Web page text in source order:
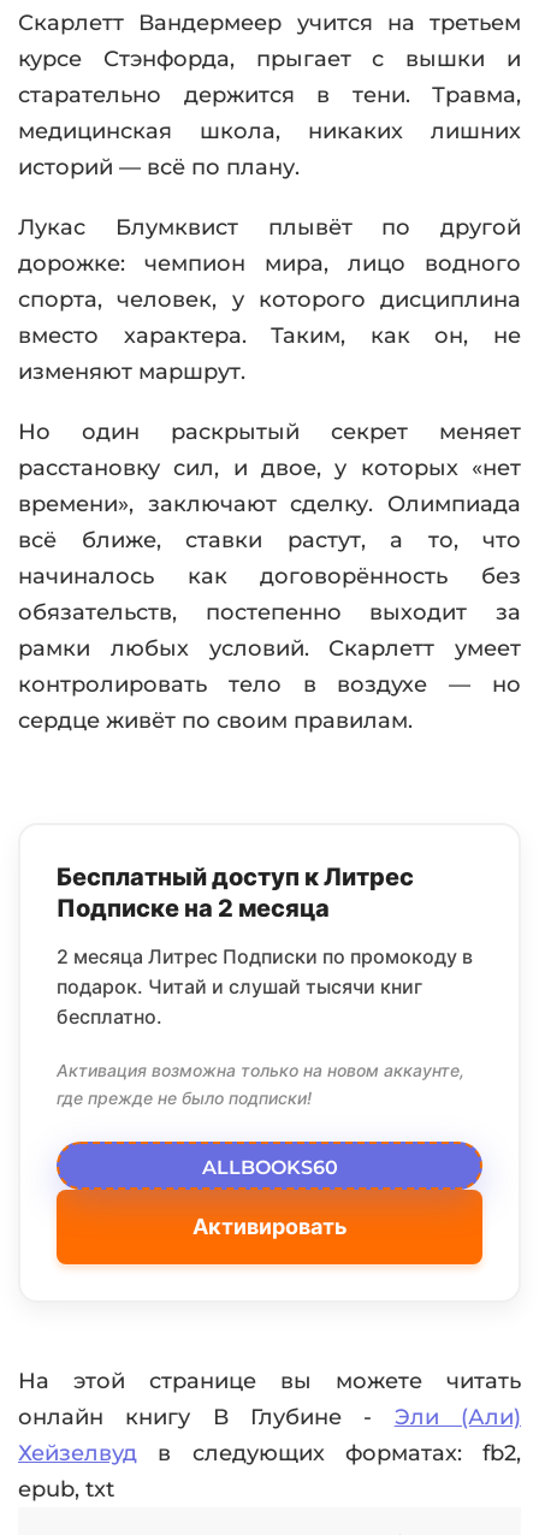
Скарлетт Вандермеер учится на третьем
курсе Стэнфорда, прыгает с вышки и
старательно держится в тени. Травма,
медицинская школа, никаких лишних
историй — всё по плану.
Лукас Блумквист плывёт по другой
дорожке: чемпион мира, лицо водного
спорта, человек, у которого дисциплина
вместо характера. Таким, как он, не
изменяют маршрут.
Но один раскрытый секрет меняет
расстановку сил, и двое, у которых «нет
времени», заключают сделку. Олимпиада
всё ближе, ставки растут, а то, что
начиналось как договорённость без
обязательств, постепенно выходит за
рамки любых условий. Скарлетт умеет
контролировать тело в воздухе — но
сердце живёт по своим правилам.
Бесплатный доступ к Литрес
Подписке на 2 месяца
2 месяца Литрес Подписки по промокоду в
подарок. Читай и слушай тысячи книг
бесплатно.
Активация возможна только на новом аккаунте,
где прежде не было подписки!
ALLBOOKS60
Активировать
На этой странице вы можете читать
онлайн книгу В Глубине - Эли (Али)
Хейзелвуд в следующих форматах: fb2,
epub, txt